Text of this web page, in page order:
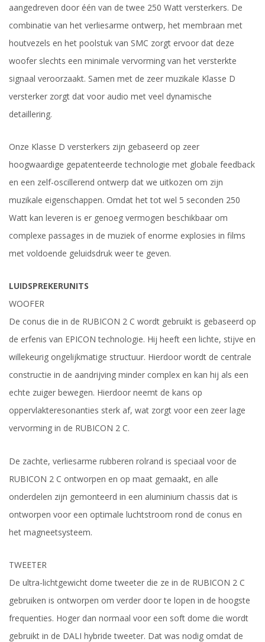
aangedreven door één van de twee 250 Watt versterkers. De
combinatie van het verliesarme ontwerp, het membraan met
houtvezels en het poolstuk van SMC zorgt ervoor dat deze
woofer slechts een minimale vervorming van het versterkte
signaal veroorzaakt. Samen met de zeer muzikale Klasse D
versterker zorgt dat voor audio met veel dynamische
detaillering.
Onze Klasse D versterkers zijn gebaseerd op zeer
hoogwaardige gepatenteerde technologie met globale feedback
en een zelf-oscillerend ontwerp dat we uitkozen om zijn
muzikale eigenschappen. Omdat het tot wel 5 seconden 250
Watt kan leveren is er genoeg vermogen beschikbaar om
complexe passages in de muziek of enorme explosies in films
met voldoende geluidsdruk weer te geven.
LUIDSPREKERUNITS
WOOFER
De conus die in de RUBICON 2 C wordt gebruikt is gebaseerd op
de erfenis van EPICON technologie. Hij heeft een lichte, stijve en
willekeurig ongelijkmatige structuur. Hierdoor wordt de centrale
constructie in de aandrijving minder complex en kan hij als een
echte zuiger bewegen. Hierdoor neemt de kans op
oppervlakteresonanties sterk af, wat zorgt voor een zeer lage
vervorming in de RUBICON 2 C.
De zachte, verliesarme rubberen rolrand is speciaal voor de
RUBICON 2 C ontworpen en op maat gemaakt, en alle
onderdelen zijn gemonteerd in een aluminium chassis dat is
ontworpen voor een optimale luchtstroom rond de conus en
het magneetsysteem.
TWEETER
De ultra-lichtgewicht dome tweeter die ze in de RUBICON 2 C
gebruiken is ontworpen om verder door te lopen in de hoogste
frequenties. Hoger dan normaal voor een soft dome die wordt
gebruikt in de DALI hybride tweeter. Dat was nodig omdat de